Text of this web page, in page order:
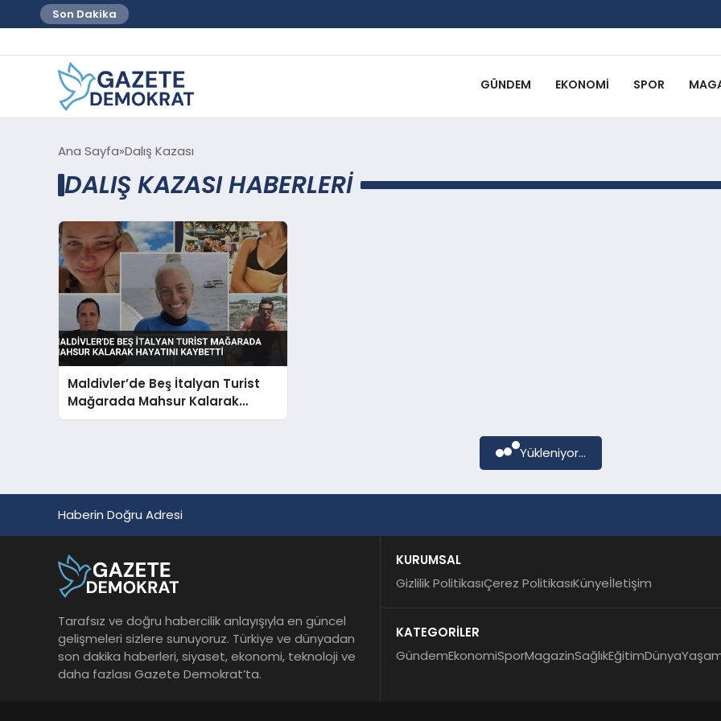
Son Dakika
GÜNDEM EKONOMI SPOR
Ana Sayfa Dalış Kazası
DALIŞ KAZASI HABERLERI
Maldivler’de Beş İtalyan Turist
Mağarada Mahsur Kalarak
Hayatını Kaybetti
Yükleniyor...
Haberin Doğru Adresi
Tarafsız ve doğru habercilik anlayışıyla en güncel
gelişmeleri sizlere sunuyoruz. Türkiye ve dünyadan
son dakika haberleri, siyaset, ekonomi, teknoloji ve
daha fazlası Gazete Demokrat’ta.
KURUMSAL
Gizlilik PolitikasıÇerez PolitikasıKünyeİletişim
KATEGORİLER
GündemEkonomiSporMagazinSağlıkEğitimDünya